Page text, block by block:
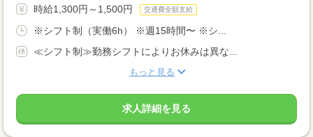
時給1,300円～1,500円 交通費全額支給
※シフト制（実働6h） ※週15時間〜 ※シ...
≪シフト制≫勤務シフトによりお休みは異な...
もっと見る
求人詳細を見る